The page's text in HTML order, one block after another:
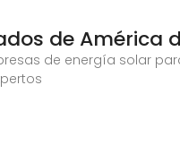
de América
de energía solar